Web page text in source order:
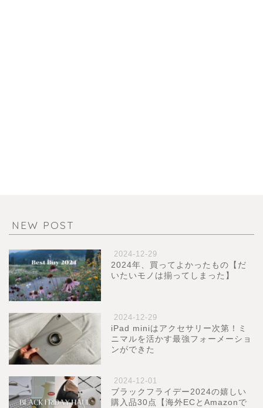
NEW POST
2024-12-29
2024年、買ってよかったもの【だ
いたいモノは揃ってしまった】
2024-12-29
iPad miniはアクセサリー次第！ミ
ニマルを活かす最強フォーメーショ
ンができた
2024-12-01
ブラックフライデー2024の嬉しい
購入品30点【海外ECとAmazonで